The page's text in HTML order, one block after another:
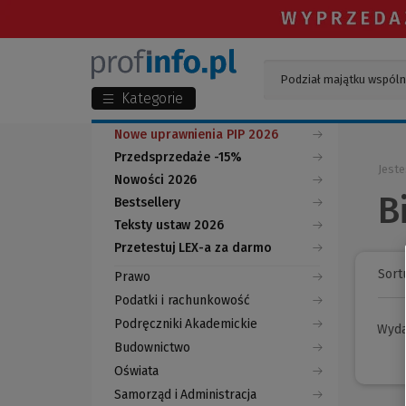
Kategorie
Nowe uprawnienia PIP 2026
Przedsprzedaże -15%
Nowości 2026
Bestsellery
Teksty ustaw 2026
Przetestuj LEX-a za darmo
(Nowe
okno)
(Link
do
innej
strony)
Prawo
Podatki i rachunkowość
Podręczniki Akademickie
Budownictwo
Oświata
Samorząd i Administracja